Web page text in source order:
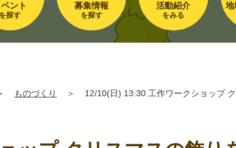
ント
を探す
募集情報
を探す
活動紹介
をみる
地
ものづくり ＞
12/10(日) 13:30 工作ワークショップ